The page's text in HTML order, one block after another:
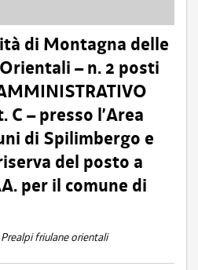
di Montagna delle
– n. 2 posti
C – presso l’Area
di Spilimbergo e
del posto a
per il comune di
friulane orientali